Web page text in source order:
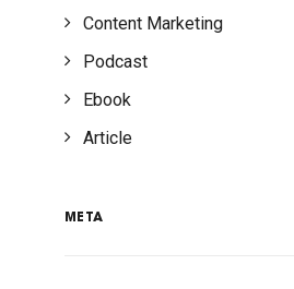
Content Marketing
Podcast
Ebook
Article
META